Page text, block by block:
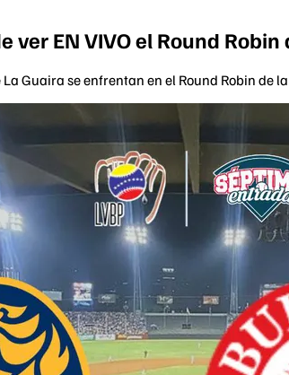
ver EN VIVO el Round
Guaira se enfrentan en el Round Robin